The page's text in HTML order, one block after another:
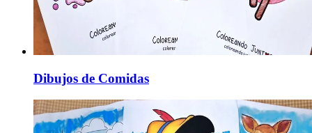
Dibujos de Comidas